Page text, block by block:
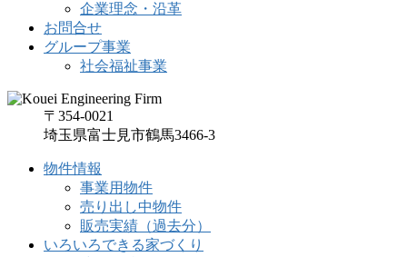
企業理念・沿革
お問合せ
グループ事業
社会福祉事業
〒354-0021
埼玉県富士見市鶴馬3466-3
物件情報
事業用物件
売り出し中物件
販売実績（過去分）
いろいろできる家づくり